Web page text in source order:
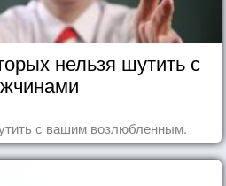
нельзя шутить с
с вашим возлюбленным.